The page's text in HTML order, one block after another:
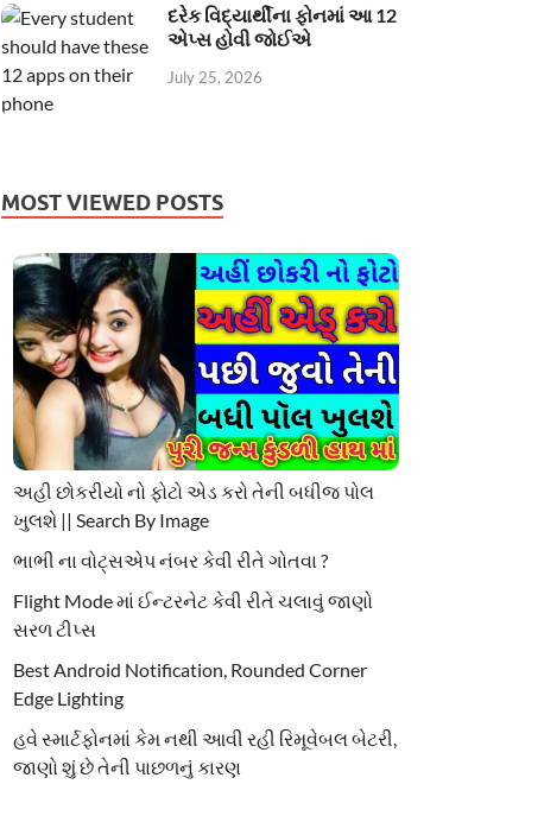
દરેક વિદ્યાર્થીના ફોનમાં આ 12
એપ્સ હોવી જોઈએ
July 25, 2026
MOST VIEWED POSTS
અહી છોકરીયો નો ફોટો એડ કરો તેની બધીજ પોલ
ખુલશે || Search By Image
ભાભી ના વોટ્સએપ નંબર કેવી રીતે ગોતવા ?
Flight Mode માં ઈન્ટરનેટ કેવી રીતે ચલાવું જાણો
સરળ ટીપ્સ
Best Android Notification, Rounded Corner
Edge Lighting
હવે સ્માર્ટફોનમાં કેમ નથી આવી રહી રિમૂવેબલ બેટરી,
જાણો શું છે તેની પાછળનું કારણ